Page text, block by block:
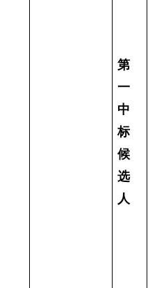
第
一
中
标
候
选
人